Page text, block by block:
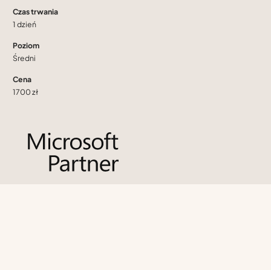
Czas trwania
1 dzień
Poziom
Średni
Cena
1700 zł